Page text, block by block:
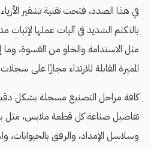
في هذا الصدد، فتحت تقنية تشفير
بالتكتم الشديد في آليات عملها لإثبات
مثل الاستدامة والخلو من القسوة، وما
المميزة القابلة للارتداء مجازًا على
كافة مراحل التصنيع مسجلة بشكل
تفاصيل صناعة كل قطعة ملابس، مثل
وسلاسل الإمداد، والرفق بالحيوانات،